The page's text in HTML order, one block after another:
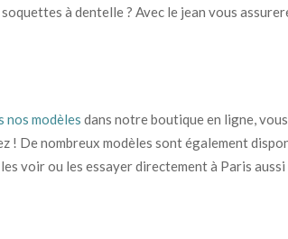
à dentelle ? Avec le jean vous
nos modèles dans notre boutique en ligne,
! De nombreux modèles sont également
voir ou les essayer directement à Paris aussi